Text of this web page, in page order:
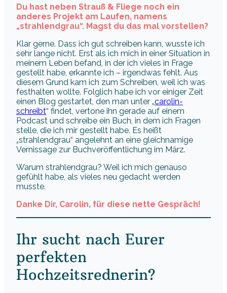
Du hast neben Strauß & Fliege noch ein
anderes Projekt am Laufen, namens
„strahlendgrau“. Magst du das mal vorstellen?
Klar gerne. Dass ich gut schreiben kann, wusste ich
sehr lange nicht. Erst als ich mich in einer Situation in
meinem Leben befand, in der ich vieles in Frage
gestellt habe, erkannte ich – irgendwas fehlt. Aus
diesem Grund kam ich zum Schreiben, weil ich was
festhalten wollte. Folglich habe ich vor einiger Zeit
einen Blog gestartet, den man unter „carolin-
schreibt“ findet, vertone ihn gerade auf einem
Podcast und schreibe ein Buch, in dem ich Fragen
stelle, die ich mir gestellt habe. Es heißt
„strahlendgrau“ angelehnt an eine gleichnamige
Vernissage zur Buchveröffentlichung im März.
Warum strahlendgrau? Weil ich mich genauso
gefühlt habe, als vieles neu gedacht werden
musste.
Danke Dir, Carolin, für diese nette Gespräch!
Ihr sucht nach Eurer
perfekten
Hochzeitsrednerin?